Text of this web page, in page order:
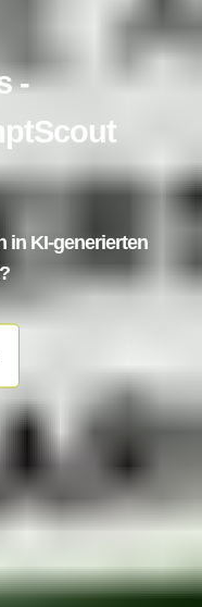
-
in KI-generierten